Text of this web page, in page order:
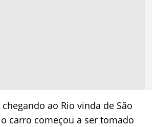
ao Rio vinda de São
carro começou a ser tomado